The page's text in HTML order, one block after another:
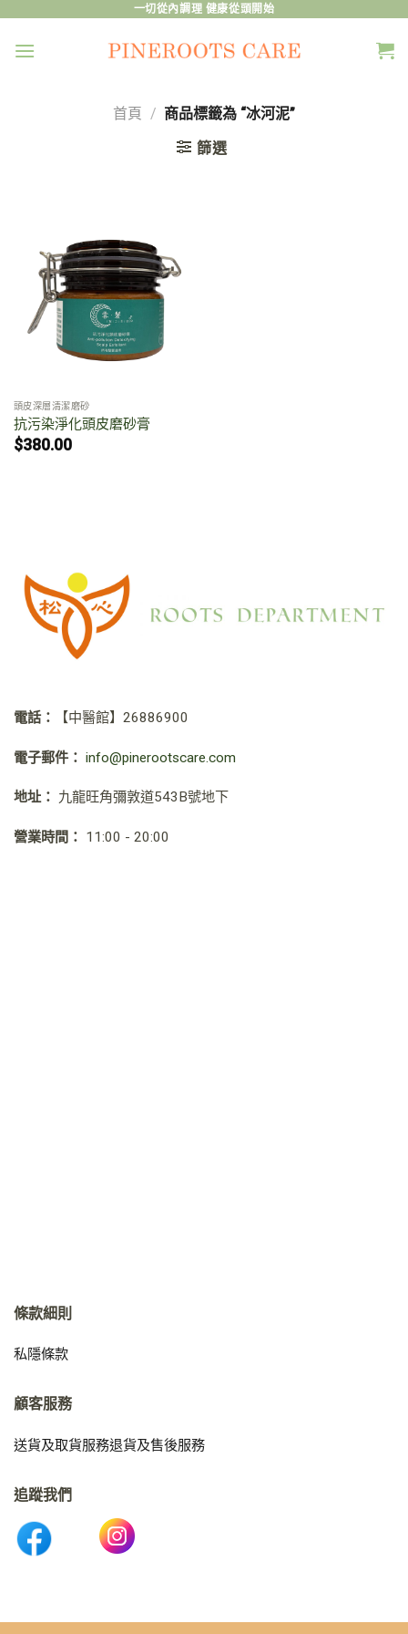
content
一切從內調理 健康從頭開始
首頁 / 商品標籤為 “冰河泥”
篩選
頭皮深層清潔磨砂
抗污染淨化頭皮磨砂膏
$380.00
電話： 【中醫館】 26886900
電子郵件： info@pinerootscare.com
地址： 九龍旺角彌敦道543B號地下
營業時間： 11:00 - 20:00
條款細則
私隱條款
顧客服務
送貨及取貨服務退貨及售後服務
追蹤我們